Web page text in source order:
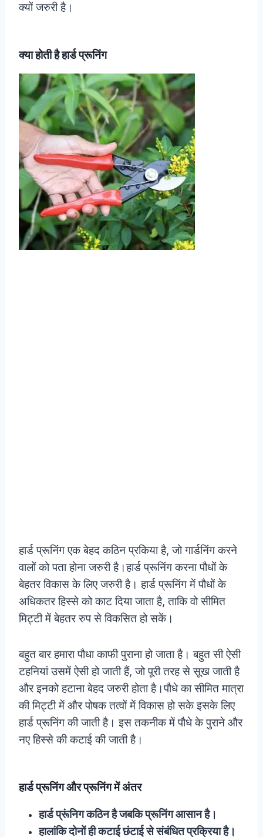
क्यों जरुरी है।
क्या होती है हार्ड प्रूनिंग
हार्ड प्रूनिंग एक बेहद कठिन प्रकिया है, जो गार्डनिंग करने
वालों को पता होना जरुरी है।हार्ड प्रूनिंग करना पौधों के
बेहतर विकास के लिए जरुरी है। हार्ड प्रूनिंग में पौधों के
अधिकतर हिस्से को काट दिया जाता है, ताकि वो सीमित
मिट्टी में बेहतर रुप से विकसित हो सकें।
बहुत बार हमारा पौधा काफी पुराना हो जाता है। बहुत सी ऐसी
टहनियां उसमें ऐसी हो जाती हैं, जो पूरी तरह से सूख जाती है
और इनको हटाना बेहद जरुरी होता है।पौधे का सीमित मात्रा
की मिट्टी में और पोषक तत्वों में विकास हो सके इसके लिए
हार्ड प्रूनिंग की जाती है। इस तकनीक में पौधे के पुराने और
नए हिस्से की कटाई की जाती है।
हार्ड प्रूनिंग और प्रूनिंग में अंतर
हार्ड प्रूंनिग कठिन है जबकि प्रूनिंग आसान है।
हालांकि दोनों ही कटाई छंटाई से संबंधित प्रक्रिया है।